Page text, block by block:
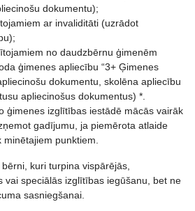
dokumentu);
ar invaliditāti (uzrādot
no daudzbērnu ģimenēm
ģimenes apliecību “3+ Ģimenes
dokumentu, skolēna apliecību
apliecinošus dokumentus) *.
ģimenes izglītības iestādē mācās vairāk
gadījumu, ja piemērota atlaide
punktiem.
kuri turpina vispārējās,
vai speciālās izglītības iegūšanu, bet ne
sasniegšanai.